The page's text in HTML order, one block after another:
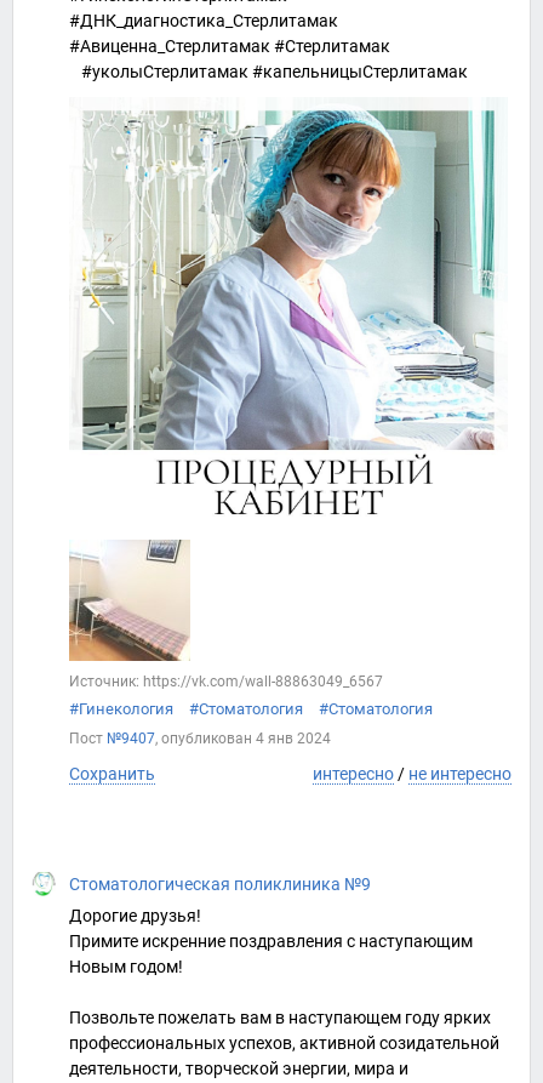
#ДНК_диагностика_Стерлитамак
#Авиценна_Стерлитамак #Стерлитамак
⠀#уколыСтерлитамак #капельницыСтерлитамак
Источник: https://vk.com/wall-88863049_6567
#Гинекология #Стоматология #Стоматология
Пост №9407, опубликован 4 янв 2024
Сохранить интересно / не интересно
Стоматологическая поликлиника №9
Дорогие друзья!
Примите искренние поздравления с наступающим
Новым годом!
Позвольте пожелать вам в наступающем году ярких
профессиональных успехов, активной созидательной
деятельности, творческой энергии, мира и